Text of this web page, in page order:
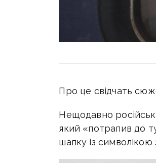
Про це свідчать
Нещодавно
який «потрапив до
шапку із символікою